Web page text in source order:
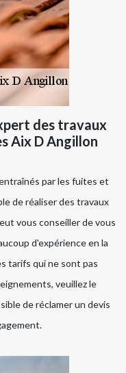
des travaux
Aix D Angillon
par les fuites et
de réaliser des travaux
vous conseiller de vous
d'expérience en la
tarifs qui ne sont pas
veuillez le
de réclamer un devis